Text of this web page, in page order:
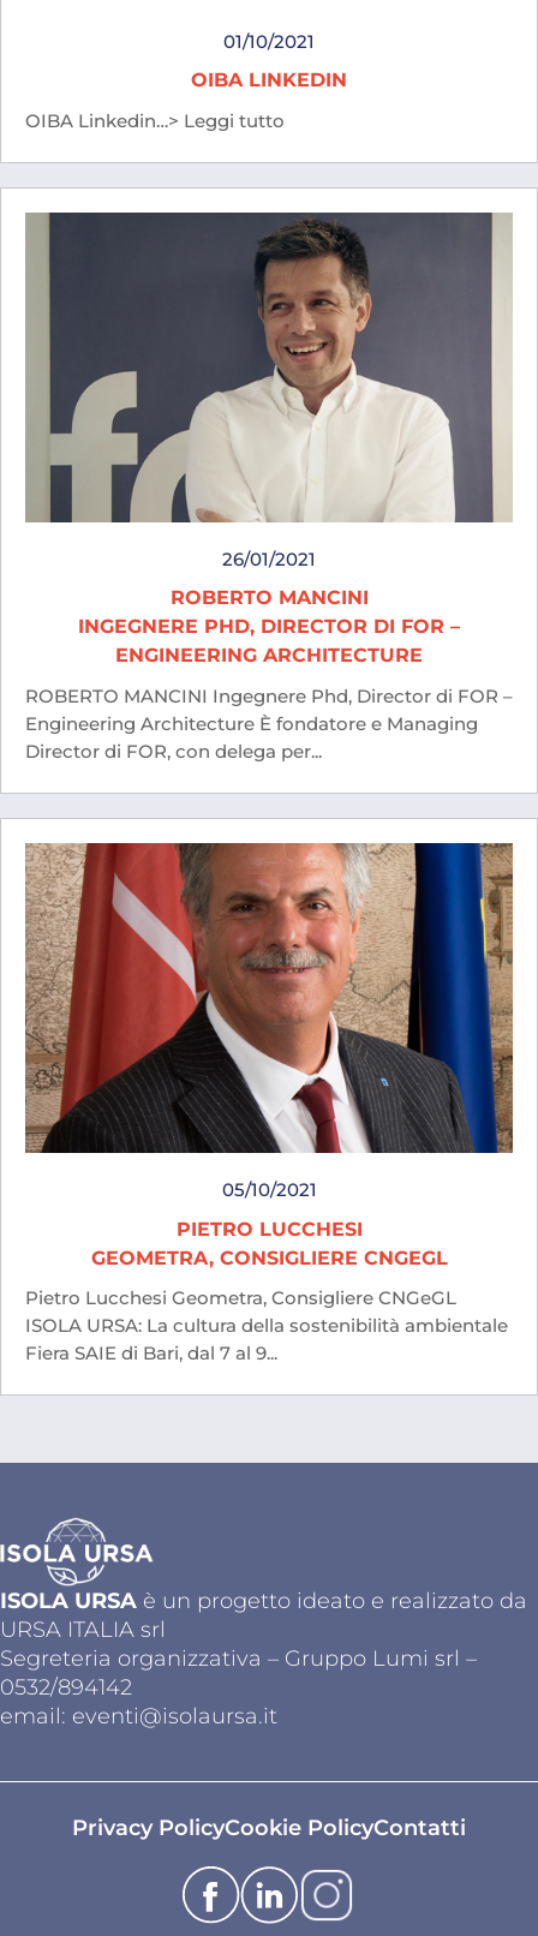
01/10/2021
OIBA LINKEDIN
OIBA Linkedin…> Leggi tutto
26/01/2021
ROBERTO MANCINI
INGEGNERE PHD, DIRECTOR DI FOR –
ENGINEERING ARCHITECTURE
ROBERTO MANCINI Ingegnere Phd, Director di FOR –
Engineering Architecture È fondatore e Managing
Director di FOR, con delega per...
05/10/2021
PIETRO LUCCHESI
GEOMETRA, CONSIGLIERE CNGEGL
Pietro Lucchesi Geometra, Consigliere CNGeGL
ISOLA URSA: La cultura della sostenibilità ambientale
Fiera SAIE di Bari, dal 7 al 9...
ISOLA URSA è un progetto ideato e realizzato da
URSA ITALIA srl
Segreteria organizzativa – Gruppo Lumi srl –
0532/894142
email: eventi@isolaursa.it
Privacy PolicyCookie PolicyContatti